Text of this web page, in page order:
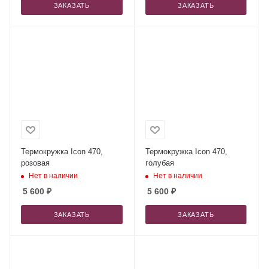
ЗАКАЗАТЬ ЗАКАЗАТЬ
Термокружка Icon 470,
розовая
Нет в наличии
5 600 ₽
ЗАКАЗАТЬ
Термокружка Icon 470,
голубая
Нет в наличии
5 600₽
ЗАКАЗАТЬ